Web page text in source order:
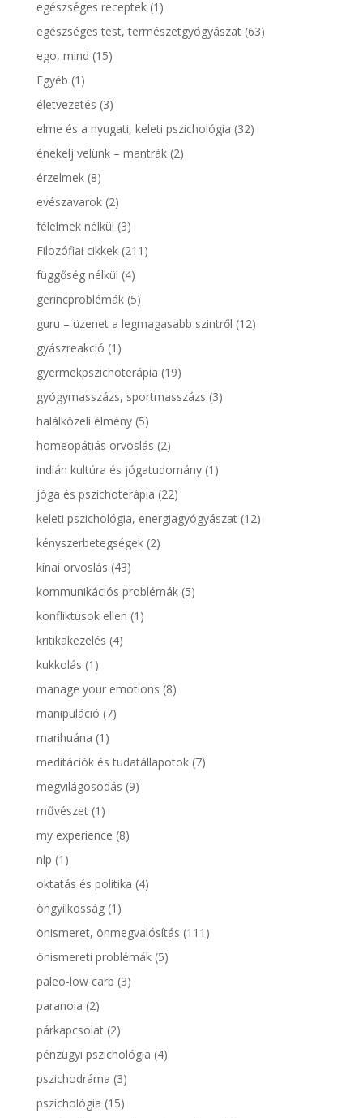
egészséges receptek(1)
egészséges test, természetgyógyászat(63)
ego, mind (15)
Egyéb (1)
életvezetés (3)
elme és a nyugati, keleti pszichológia (32)
énekelj velünk – mantrák(2)
érzelmek(8)
evészavarok(2)
félelmek nélkül (3)
Filozófiai cikkek(211)
függőség nélkül (4)
gerincproblémák(5)
guru – üzenet a legmagasabb szintről (12)
gyászreakció (1)
gyermekpszichoterápia (19)
gyógymasszázs, sportmasszázs (3)
halálközeli élmény(5)
homeopátiás orvoslás (2)
indián kultúra és jógatudomány(1)
jóga és pszichoterápia (22)
keleti pszichológia, energiagyógyászat(12)
kényszerbetegségek(2)
kínai orvoslás (43)
kommunikációs problémák(5)
konfliktusok ellen (1)
kritikakezelés (4)
kukkolás (1)
manage your emotions (8)
manipuláció (7)
marihuána (1)
meditációk és tudatállapotok(7)
megvilágosodás (9)
művészet(1)
my experience (8)
nlp (1)
oktatás és politika (4)
öngyilkosság(1)
önismeret, önmegvalósítás (111)
önismereti problémák(5)
paleo-low carb (3)
paranoia (2)
párkapcsolat(2)
pénzügyi pszichológia (4)
pszichodráma (3)
pszichológia (15)